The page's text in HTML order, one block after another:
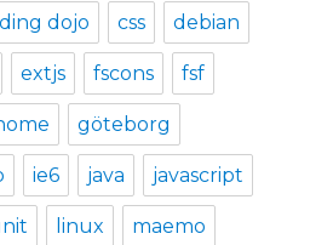
dojo css debian
extjs fscons fsf
göteborg
ie6 java javascript
linux maemo